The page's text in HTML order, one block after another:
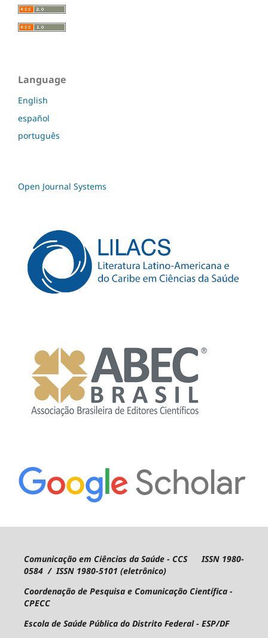
Language
English
español
português
Open Journal Systems
Comunicação em Ciências da Saúde - CCS ISSN 1980-
0584 / ISSN 1980-5101 (eletrônico)
Coordenação de Pesquisa e Comunicação Científica -
CPECC
Escola de Saúde Pública do Distrito Federal - ESP/DF